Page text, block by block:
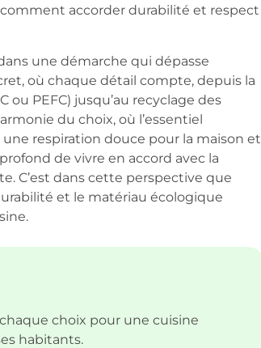
accorder durabilité et respect
une démarche qui dépasse
où chaque détail compte, depuis la
PEFC) jusqu’au recyclage des
du choix, où l’essentiel
respiration douce pour la maison et
de vivre en accord avec la
C’est dans cette perspective que
et le matériau écologique
choix pour une cuisine
habitants.